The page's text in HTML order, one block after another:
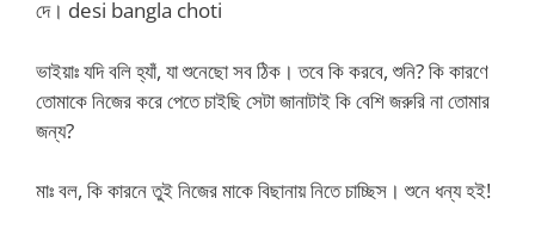
দে। desi bangla choti
ভাইয়াঃ যদি বলি হ্যাঁ, যা শুনেছো সব ঠিক। তবে কি করবে, শুনি? কি কারণে
তোমাকে নিজের করে পেতে চাইছি সেটা জানাটাই কি বেশি জরুরি না তোমার
জন্য?
মাঃ বল, কি কারনে তুই নিজের মাকে বিছানায় নিতে চাচ্ছিস। শুনে ধন্য হই!